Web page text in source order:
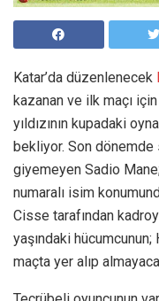
Katar’da düzenlenecek
kazanan ve ilk maçı
yıldızının kupadaki
bekliyor. Son dönemde
giyemeyen Sadio
numaralı isim
Cisse tarafından
yaşındaki hücumcunun;
maçta yer alıp